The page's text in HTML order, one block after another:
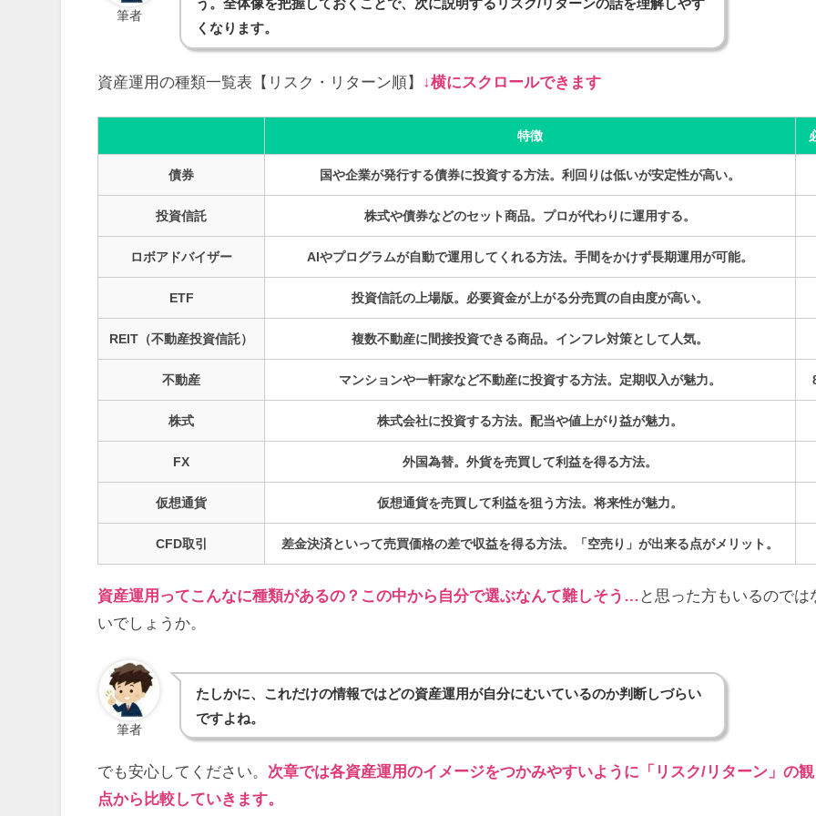
筆者
う。全体像を把握しておくことで、次に説明するリスク/リターンの話を理解しやす
くなります。
資産運用の種類一覧表【リスク・リターン順】 ↓横にスクロールできます
特徴
債券 国や企業が発行する債券に投資する方法。利回りは低いが安定性が高い。
投資信託 株式や債券などのセット商品。プロが代わりに運用する。
ロボアドバイザー AIやプログラムが自動で運用してくれる方法。手間をかけず長期運用が可能。
ETF 投資信託の上場版。必要資金が上がる分売買の自由度が高い。
REIT（不動産投資信託） 複数不動産に間接投資できる商品。インフレ対策として人気。
不動産 マンションや一軒家など不動産に投資する方法。定期収入が魅力。
株式 株式会社に投資する方法。配当や値上がり益が魅力。
FX 外国為替。外貨を売買して利益を得る方法。
仮想通貨 仮想通貨を売買して利益を狙う方法。将来性が魅力。
CFD取引 差金決済といって売買価格の差で収益を得る方法。「空売り」が出来る点がメリット。
資産運用ってこんなに種類があるの？この中から自分で選ぶなんて難しそう… と思った方もいるのでは
いでしょうか。
筆者
たしかに、これだけの情報ではどの資産運用が自分にむいているのか判断しづらい
ですよね。
でも安心してください。 次章では各資産運用のイメージをつかみやすいように「リスク/リターン」の観
点から比較していきます。